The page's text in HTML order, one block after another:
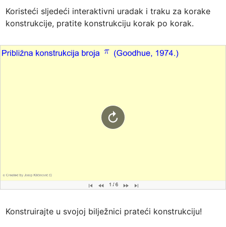
Koristeći sljedeći interaktivni uradak i traku za korake
konstrukcije, pratite konstrukciju korak po korak.
Konstruirajte u svojoj bilježnici prateći konstrukciju!